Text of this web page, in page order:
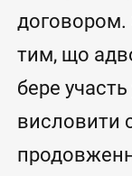
договором.
тим, що
бере участь
висловити